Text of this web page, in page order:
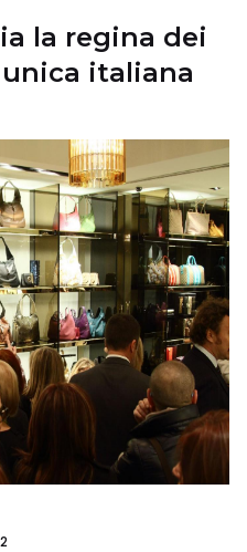
la regina dei
italiana